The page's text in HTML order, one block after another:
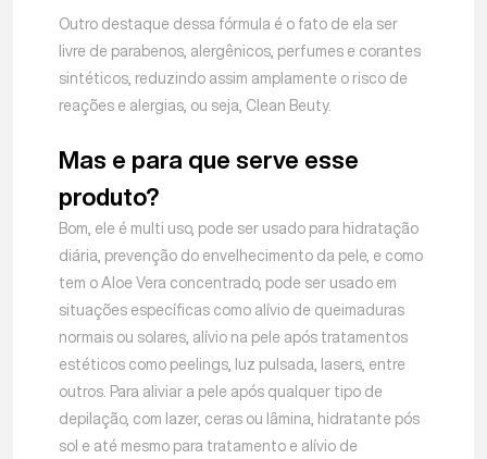
Outro destaque dessa fórmula é o fato de ela ser
livre de parabenos, alergênicos, perfumes e corantes
sintéticos, reduzindo assim amplamente o risco de
reações e alergias, ou seja, Clean Beuty.
Mas e para que serve esse
produto?
Bom, ele é multi uso, pode ser usado para hidratação
diária, prevenção do envelhecimento da pele, e como
tem o Aloe Vera concentrado, pode ser usado em
situações específicas como alívio de queimaduras
normais ou solares, alívio na pele após tratamentos
estéticos como peelings, luz pulsada, lasers, entre
outros. Para aliviar a pele após qualquer tipo de
depilação, com lazer, ceras ou lâmina, hidratante pós
sol e até mesmo para tratamento e alívio de